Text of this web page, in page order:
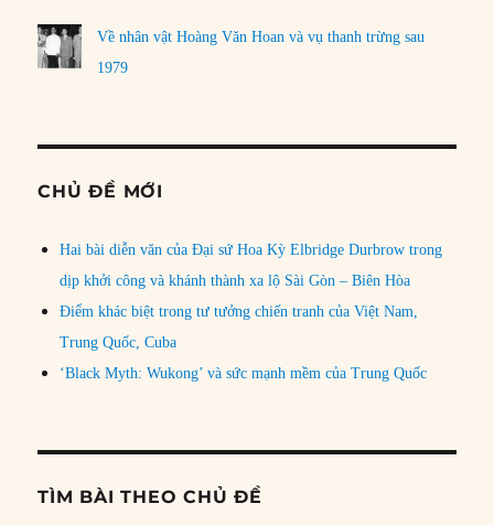
Về nhân vật Hoàng Văn Hoan và vụ thanh trừng sau
1979
CHỦ ĐỀ MỚI
Hai bài diễn văn của Đại sứ Hoa Kỳ Elbridge Durbrow trong
dịp khởi công và khánh thành xa lộ Sài Gòn – Biên Hòa
Điểm khác biệt trong tư tưởng chiến tranh của Việt Nam,
Trung Quốc, Cuba
‘Black Myth: Wukong’ và sức mạnh mềm của Trung Quốc
TÌM BÀI THEO CHỦ ĐỀ